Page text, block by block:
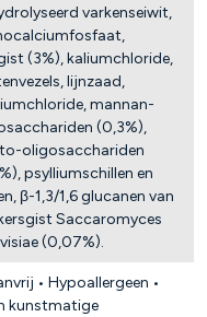
varkenseiwit,
(3%), kaliumchloride,
lijnzaad,
mannan-
(0,3%),
oligosacchariden
psylliumschillen en
β-1,3/1,6 glucanen van
Saccaromyces
(0,07%).
• Hypoallergeen •
kunstmatige